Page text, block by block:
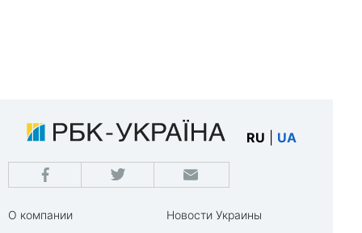
RU UA
О компании
Новости Украины